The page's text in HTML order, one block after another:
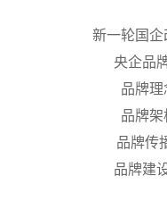
新一轮国企
央企品
品牌理
品牌架
品牌传
品牌建